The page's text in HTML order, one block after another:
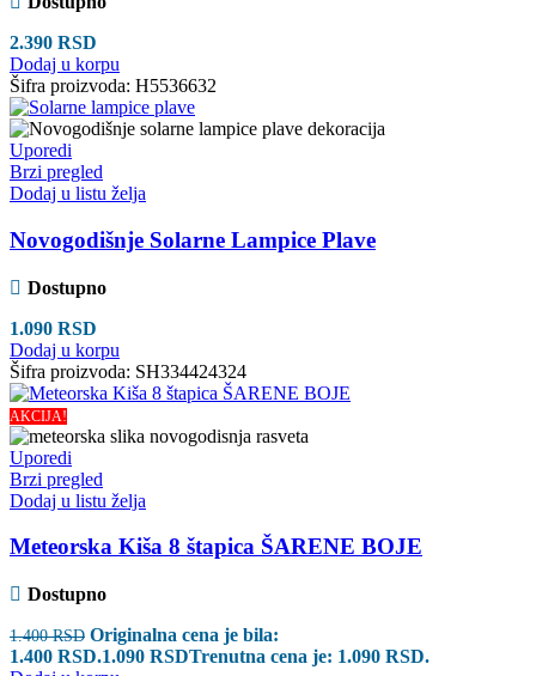
2.390 RSD
Dodaj u korpu
Šifra proizvoda: H5536632
Uporedi
Brzi pregled
Dodaj u listu želja
Novogodišnje Solarne Lampice Plave
Dostupno
1.090 RSD
Dodaj u korpu
Šifra proizvoda: SH334424324
AKCIJA!
Uporedi
Brzi pregled
Dodaj u listu želja
Meteorska Kiša 8 štapica ŠARENE BOJE
Dostupno
1.400RSD Originalna cena je bila:
1.400 RSD.1.090 RSDTrenutna cena je: 1.090 RSD.